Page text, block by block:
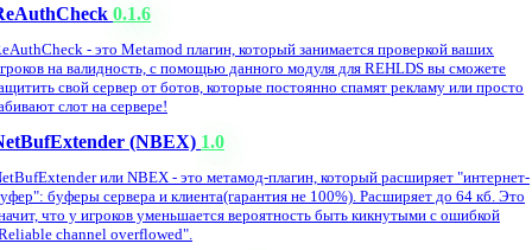
0.1.6
- это Metamod плагин, который занимается проверкой ваших
на валидность, с помощью данного модуля для REHLDS вы сможете
свой сервер от ботов, которые постоянно спамят рекламу или просто
слот на сервере!
(NBEX) 1.0
или NBEX - это метамод-плагин, который расширяет "интернет-
буферы сервера и клиента(гарантия не 100%). Расширяет до 64 кб. Это
что у игроков уменьшается вероятность быть кикнутыми с ошибкой
channel overflowed".